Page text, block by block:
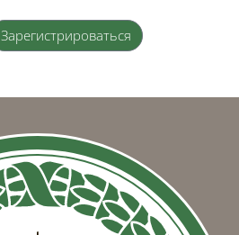
Зарегистрироваться